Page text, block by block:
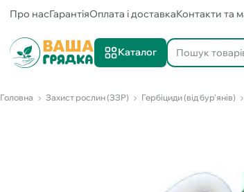
Про насГарантіяОплата і доставкаКонтакти та
Каталог
Головна Захист рослин (ЗЗР) Гербіциди (від бур'янів)